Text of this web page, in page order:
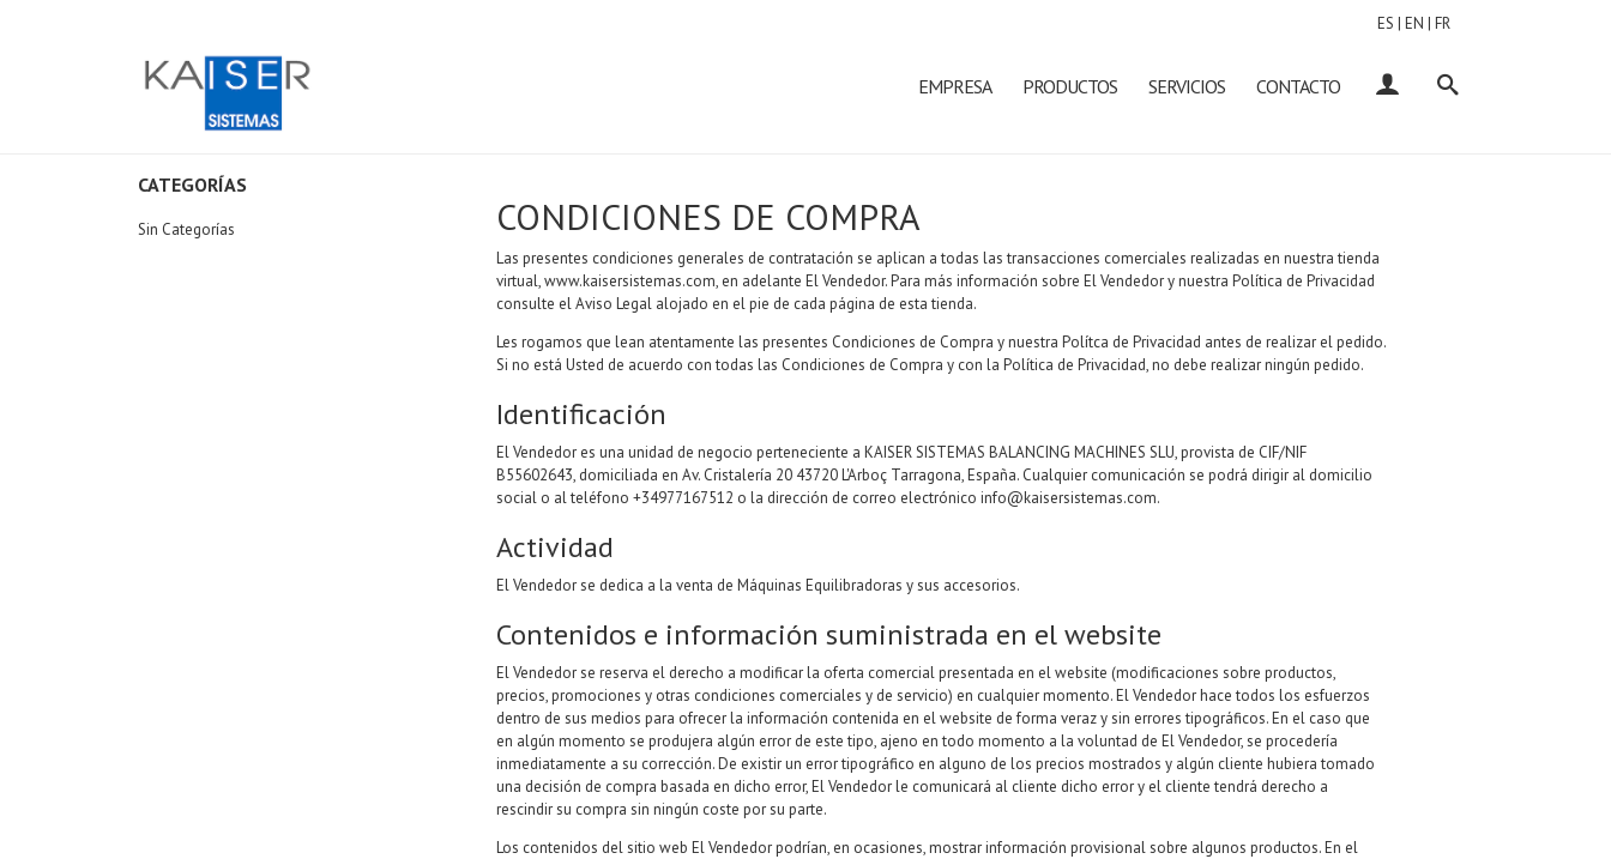
ES | EN | FR
EMPRESA PRODUCTOS SERVICIOS CONTACTO
CATEGORÍAS
Sin Categorías CONDICIONES DE COMPRA
Las presentes condiciones generales de contratación se aplican a todas las transacciones comerciales realizadas en nuestra tienda
virtual,www.kaisersistemas.com, en adelante El Vendedor. Para más información sobre El Vendedor y nuestra Política de Privacidad
consulte el Aviso Legal alojado en el pie de cada página de esta tienda.
Les rogamos que lean atentamente las presentes Condiciones de Compra y nuestra Polítca de Privacidad antes de realizar el pedido.
Si no está Usted de acuerdo con todas las Condiciones de Compra y con la Política de Privacidad, no debe realizar ningún pedido.
Identificación
El Vendedor es una unidad de negocio perteneciente a KAISER SISTEMAS BALANCING MACHINES SLU, provista de CIF/NIF
B55602643, domiciliada en Av. Cristalería 20 43720 L'Arboç Tarragona, España. Cualquier comunicación se podrá dirigir al domicilio
social o al teléfono +34977167512 o la dirección de correo electrónicoinfo@kaisersistemas.com.
Actividad
El Vendedor se dedica a la venta de Máquinas Equilibradoras y sus accesorios.
Contenidos e información suministrada en el website
El Vendedor se reserva el derecho a modificar la oferta comercial presentada en el website (modificaciones sobre productos,
precios, promociones y otras condiciones comerciales y de servicio) en cualquier momento. El Vendedor hace todos los esfuerzos
dentro de sus medios para ofrecer la información contenida en el website de forma veraz y sin errores tipográficos. En el caso que
en algún momento se produjera algún error de este tipo, ajeno en todo momento a la voluntad de El Vendedor, se procedería
inmediatamente a su corrección. De existir un error tipográfico en alguno de los precios mostrados y algún cliente hubiera tomado
una decisión de compra basada en dicho error, El Vendedor le comunicará al cliente dicho error y el cliente tendrá derecho a
rescindir su compra sin ningún coste por su parte.
Los contenidos del sitio web El Vendedor podrían, en ocasiones, mostrar información provisional sobre algunos productos. En el